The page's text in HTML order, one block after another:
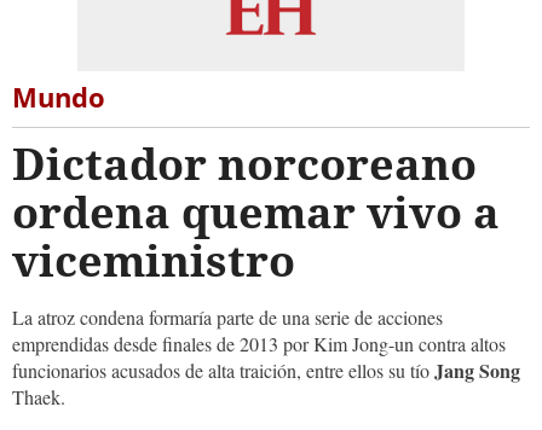
Mundo
Dictador norcoreano
ordena quemar vivo a
viceministro
La atroz condena formaría parte de una serie de acciones
emprendidas desde finales de 2013 por Kim Jong-un contra altos
funcionarios acusados de alta traición, entre ellos su tíoJang Song
Thaek.